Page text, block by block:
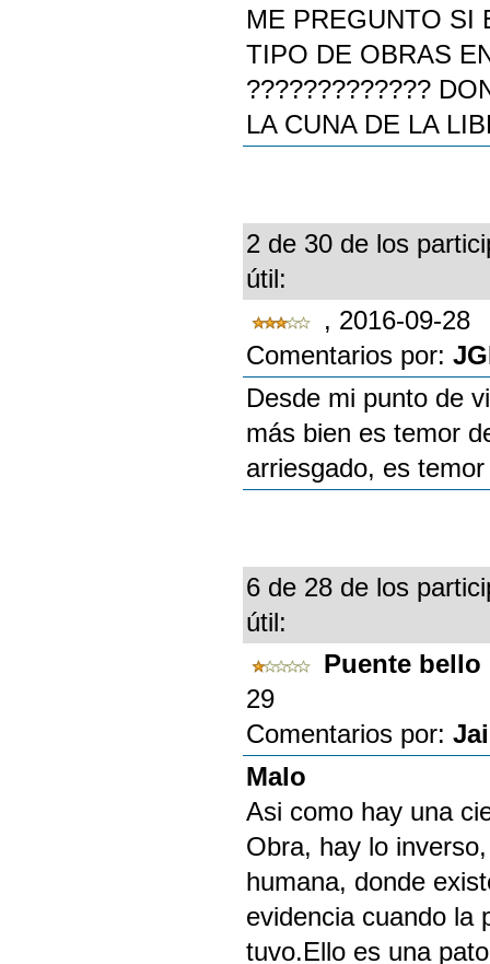
ME PREGUNTO SI
TIPO DE OBRAS
?????????????
LA CUNA DE LA
2 de 30 de los
útil:
, 2016-09-28
Comentarios por:
Desde mi punto de
más bien es temor
arriesgado, es
6 de 28 de los
útil:
Puente
29
Comentarios por:
Malo
Asi como hay una
Obra, hay lo
humana, donde
evidencia cuando la
tuvo.Ello es una